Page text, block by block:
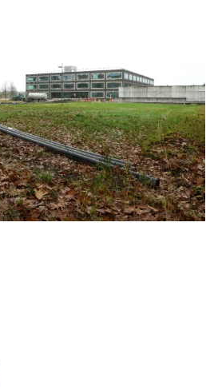
Veerkrachtige ecosystemen
Een gezonde leefomgeving
Een gezonde leefomgeving